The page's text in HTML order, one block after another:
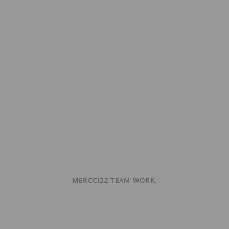
MERCCI22 TEAM WORK.